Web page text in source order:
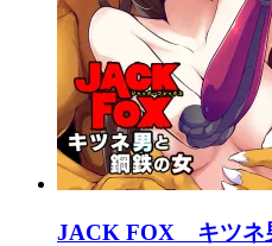
JACK FOX キツネ